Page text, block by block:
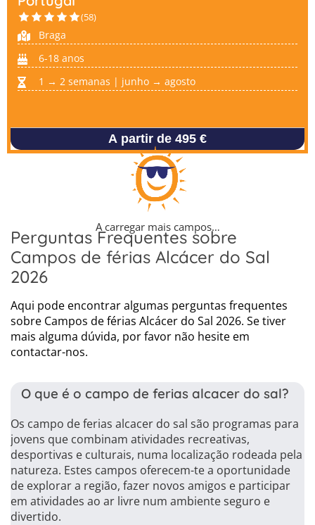
(58)
Braga
6-18 anos
1 → 2 semanas | junho → agosto
A partir de 495 €
A carregar mais campos…
Perguntas Frequentes sobre
Campos de férias Alcácer do Sal
2026
Aqui pode encontrar algumas perguntas frequentes
sobre Campos de férias Alcácer do Sal 2026. Se tiver
mais alguma dúvida, por favor não hesite em
contactar-nos.
O que é o campo de ferias alcacer do sal?
Os campo de ferias alcacer do sal são programas para
jovens que combinam atividades recreativas,
desportivas e culturais, numa localização rodeada pela
natureza. Estes campos oferecem-te a oportunidade
de explorar a região, fazer novos amigos e participar
em atividades ao ar livre num ambiente seguro e
divertido.